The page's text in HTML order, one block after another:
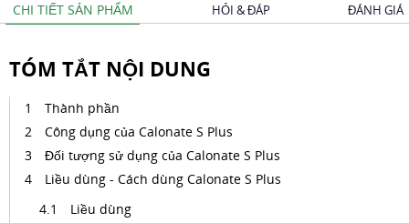
CHI TIẾT SẢN PHẨM HỎI & ĐÁP ĐÁNH GIÁ
TÓM TẮT NỘI DUNG
Thành phần
Công dụng của Calonate S Plus
Đối tượng sử dụng của Calonate S Plus
Liều dùng - Cách dùng Calonate S Plus
Liều dùng